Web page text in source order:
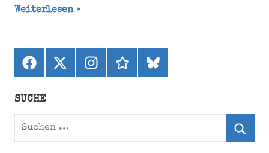
Weiterlesen
Facebook
X
(ehemals
Instagramthreadsbluesky
SUCHE
Suchen